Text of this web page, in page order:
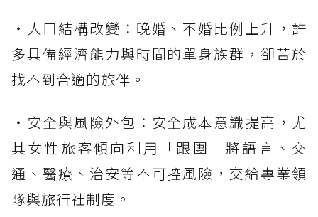
・人口結構改變：晚婚、不婚比例上升，許
多具備經濟能力與時間的單身族群，卻苦於
找不到合適的旅伴。
・安全與風險外包：安全成本意識提高，尤
其女性旅客傾向利用「跟團」將語言、交
通、醫療、治安等不可控風險，交給專業領
隊與旅行社制度。